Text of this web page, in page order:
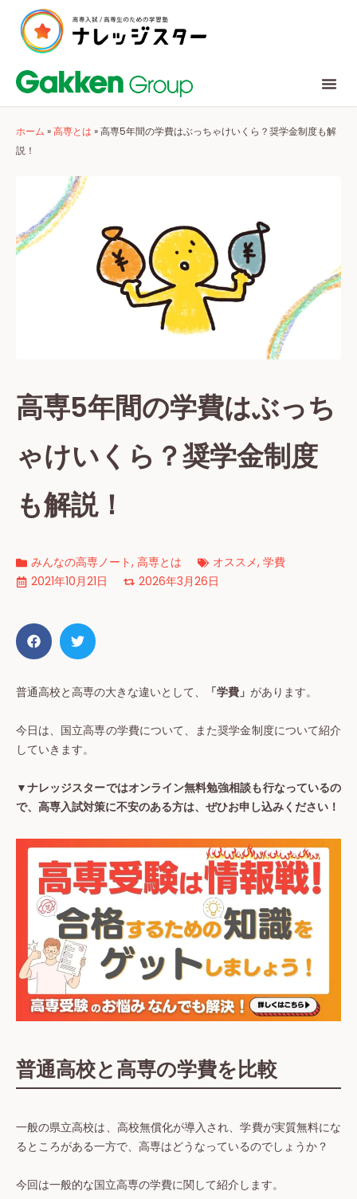
ホーム »高専とは »高専5年間の学費はぶっちゃけいくら？奨学金制度も解
説！
高専5年間の学費はぶっち
ゃけいくら？奨学金制度
も解説！
みんなの高専ノート, 高専とは オススメ, 学費
2021年10月21日
2026年3月26日
普通高校と高専の大きな違いとして、 「学費」 があります。
今日は、国立高専の学費について、また奨学金制度について紹介
していきます。
▼ナレッジスターではオンライン無料勉強相談も行なっているの
で、高専入試対策に不安のある方は、ぜひお申し込みください！
普通高校と高専の学費を比較
一般の県立高校は、高校無償化が導入され、学費が実質無料にな
るところがある一方で、高専はどうなっているのでしょうか？
今回は一般的な国立高専の学費に関して紹介します。